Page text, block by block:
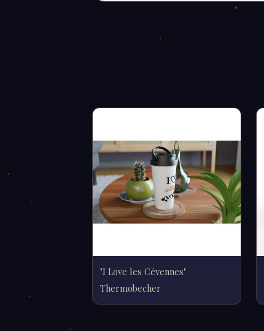
"I Love les Cévennes"
Thermobecher